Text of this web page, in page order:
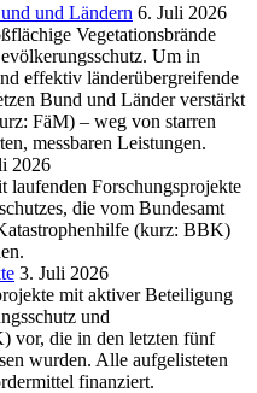
und Ländern 6. Juli 2026
Vegetationsbrände
Um in
effektiv länderübergreifende
Bund und Länder verstärkt
FäM) – weg von starren
messbaren Leistungen.
2026
laufenden Forschungsprojekte
die vom Bundesamt
(kurz: BBK)
3. Juli 2026
mit aktiver Beteiligung
und
vor, die in den letzten fünf
wurden. Alle aufgelisteten
finanziert.